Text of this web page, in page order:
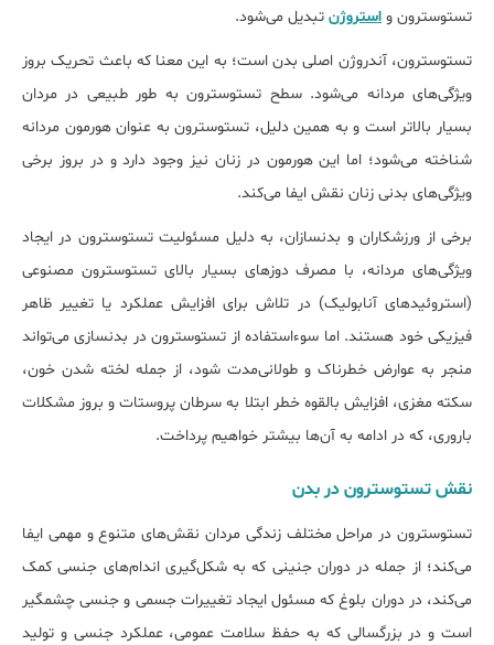
تستوسترون و استروژن تبدیل می‌شود.
تستوسترون، آندروژن اصلی بدن است؛ به این معنا که باعث تحریک بروز
ویژگی‌های مردانه می‌شود. سطح تستوسترون به طور طبیعی در مردان
بسیار بالاتر است و به همین دلیل، تستوسترون به عنوان هورمون مردانه
شناخته می‌شود؛ اما این هورمون در زنان نیز وجود دارد و در بروز برخی
ویژگی‌های بدنی زنان نقش ایفا می‌کند.
برخی از ورزشکاران و بدنسازان، به دلیل مسئولیت تستوسترون در ایجاد
ویژگی‌های مردانه، با مصرف دوزهای بسیار بالای تستوسترون مصنوعی
(استروئیدهای آنابولیک) در تلاش برای افزایش عملکرد یا تغییر ظاهر
فیزیکی خود هستند. اما سوءاستفاده از تستوسترون در بدنسازی می‌تواند
منجر به عوارض خطرناک و طولانی‌مدت شود، از جمله لخته شدن خون،
سکته مغزی، افزایش بالقوه خطر ابتلا به سرطان پروستات و بروز مشکلات
باروری، که در ادامه به آن‌ها بیشتر خواهیم پرداخت.
نقش تستوسترون در بدن
تستوسترون در مراحل مختلف زندگی مردان نقش‌های متنوع و مهمی ایفا
می‌کند؛ از جمله در دوران جنینی که به شکل‌گیری اندام‌های جنسی کمک
می‌کند، در دوران بلوغ که مسئول ایجاد تغییرات جسمی و جنسی چشمگیر
است و در بزرگسالی که به حفظ سلامت عمومی، عملکرد جنسی و تولید